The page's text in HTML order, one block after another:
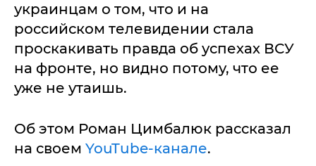
украинцам о том, что и на
российском телевидении стала
проскакивать правда об успехах ВСУ
на фронте, но видно потому, что ее
уже не утаишь.
Об этом Роман Цимбалюк рассказал
на своем YouTube-канале.